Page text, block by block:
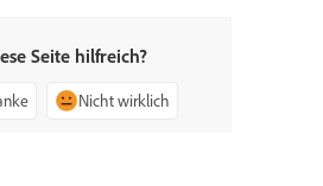
Seite hilfreich?
Nicht wirklich